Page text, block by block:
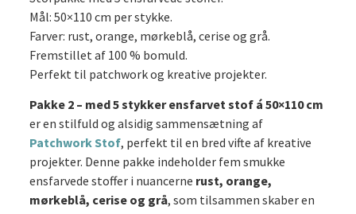
50x110
cm
antal
Mål: 50×110 cm per stykke.
Farver: rust, orange, mørkeblå, cerise og grå.
Fremstillet af 100 % bomuld.
Perfekt til patchwork og kreative projekter.
Pakke 2 – med 5 stykker ensfarvet stof á 50×110 cm
er en stilfuld og alsidig sammensætning af
Patchwork Stof, perfekt til en bred vifte af kreative
projekter. Denne pakke indeholder fem smukke
ensfarvede stoffer i nuancerne rust, orange,
mørkeblå, cerise og grå, som tilsammen skaber en